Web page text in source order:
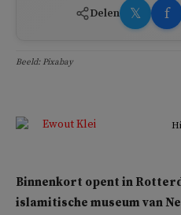
Delen 𝕏 f
Beeld: Pixabay
Binnenkort opent in
islamitische museum van